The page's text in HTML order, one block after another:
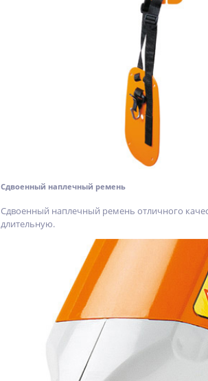
Сдвоенный наплечный ремень
Сдвоенный наплечный ремень отличного
длительную.